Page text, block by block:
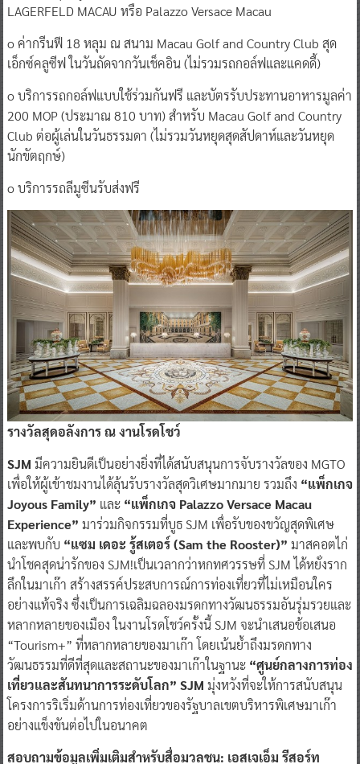
LAGERFELD MACAU หรือ Palazzo Versace Macau
o ค่ากรีนฟี 18 หลุม ณ สนาม Macau Golf and Country Club สุด
เอ็กซ์คลูซีฟ ในวันถัดจากวันเช็คอิน (ไม่รวมรถกอล์ฟและแคดดี้)
o บริการรถกอล์ฟแบบใช้ร่วมกันฟรี และบัตรรับประทานอาหารมูลค่า
200 MOP (ประมาณ 810 บาท) สำหรับ Macau Golf and Country
Club ต่อผู้เล่นในวันธรรมดา (ไม่รวมวันหยุดสุดสัปดาห์และวันหยุด
นักขัตฤกษ์)
o บริการรถลีมูซีนรับส่งฟรี
รางวัลสุดอลังการ ณ งานโรดโชว์
SJM มีความยินดีเป็นอย่างยิ่งที่ได้สนับสนุนการจับรางวัลของ MGTO
เพื่อให้ผู้เข้าชมงานได้ลุ้นรับรางวัลสุดวิเศษมากมาย รวมถึง “แพ็กเกจ
Joyous Family” และ “แพ็กเกจ Palazzo Versace Macau
Experience” มาร่วมกิจกรรมที่บูธ SJM เพื่อรับของขวัญสุดพิเศษ
และพบกับ “แซม เดอะ รู้สเตอร์ (Sam the Rooster)” มาสคอตไก่
นำโชคสุดน่ารักของ SJM!เป็นเวลากว่าหกทศวรรษที่ SJM ได้หยั่งราก
ลึกในมาเก๊า สร้างสรรค์ประสบการณ์การท่องเที่ยวที่ไม่เหมือนใคร
อย่างแท้จริง ซึ่งเป็นการเฉลิมฉลองมรดกทางวัฒนธรรมอันรุ่มรวยและ
หลากหลายของเมือง ในงานโรดโชว์ครั้งนี้ SJM จะนำเสนอข้อเสนอ
“Tourism+” ที่หลากหลายของมาเก๊า โดยเน้นย้ำถึงมรดกทาง
วัฒนธรรมที่ดีที่สุดและสถานะของมาเก๊าในฐานะ “ศูนย์กลางการท่อง
เที่ยวและสันทนาการระดับโลก” SJM มุ่งหวังที่จะให้การสนับสนุน
โครงการริเริ่มด้านการท่องเที่ยวของรัฐบาลเขตบริหารพิเศษมาเก๊า
อย่างแข็งขันต่อไปในอนาคต
สอบถามข้อมูลเพิ่มเติมสำหรับสื่อมวลชน: เอสเจเอ็ม รีสอร์ท